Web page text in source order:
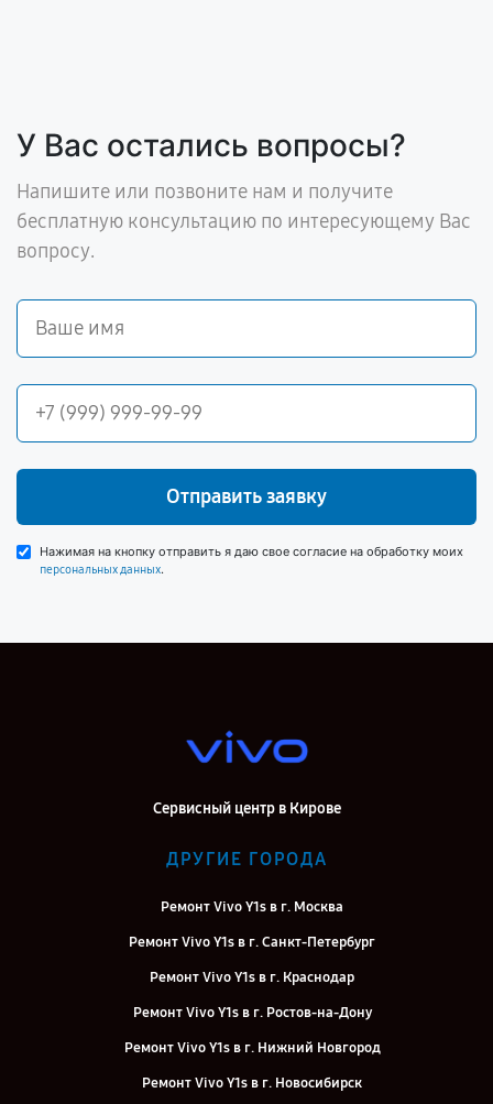
У Вас остались вопросы?
Напишите или позвоните нам и получите
бесплатную консультацию по интересующему Вас
вопросу.
Отправить заявку
Нажимая на кнопку отправить я даю свое согласие на обработку моих
персональных данных.
Сервисный центр в Кирове
ДРУГИЕ ГОРОДА
Ремонт Vivo Y1s в г. Москва
Ремонт Vivo Y1s в г. Санкт-Петербург
Ремонт Vivo Y1s в г. Краснодар
Ремонт Vivo Y1s в г. Ростов-на-Дону
Ремонт Vivo Y1s в г. Нижний Новгород
Ремонт Vivo Y1s в г. Новосибирск